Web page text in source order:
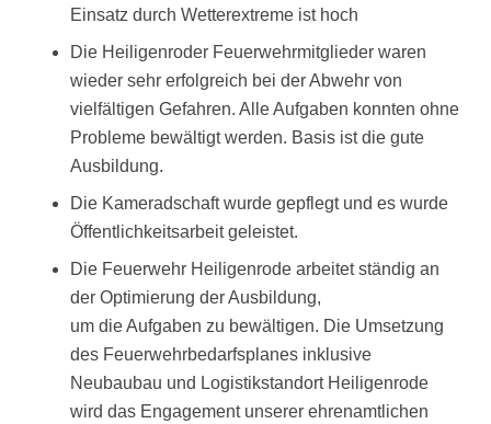
Einsatz durch Wetterextreme ist hoch
Die Heiligenroder Feuerwehrmitglieder waren
wieder sehr erfolgreich bei der Abwehr von
vielfältigen Gefahren. Alle Aufgaben konnten ohne
Probleme bewältigt werden. Basis ist die gute
Ausbildung.
Die Kameradschaft wurde gepflegt und es wurde
Öffentlichkeitsarbeit geleistet.
Die Feuerwehr Heiligenrode arbeitet ständig an
der Optimierung der Ausbildung,
um die Aufgaben zu bewältigen. Die Umsetzung
des Feuerwehrbedarfsplanes inklusive
Neubaubau und Logistikstandort Heiligenrode
wird das Engagement unserer ehrenamtlichen